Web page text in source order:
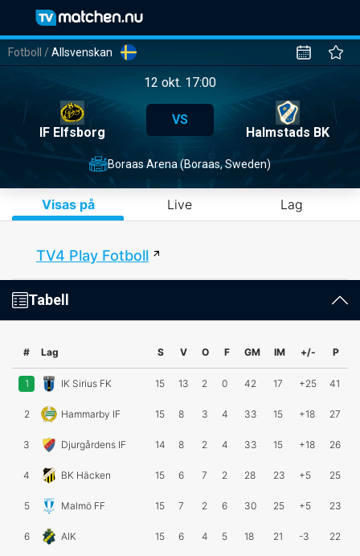
Fotboll /Allsvenskan
12 okt. 17:00
IF Elfsborg
VS
Halmstads BK
Boraas Arena (Boraas, Sweden)
Visas på Live Lag
TV4 Play Fotboll
Tabell
# Lag S V O F GM IM +/- P
1 IK Sirius FK 15 13 2 0 42 17 +25 41
2 Hammarby IF 15 8 3 4 33 15 +18 27
3 Djurgårdens IF 14 8 2 4 33 15 +18 26
4 BK Häcken 15 6 7 2 28 23 +5 25
5 Malmö FF 15 7 2 6 30 25 +5 23
6 AIK 15 6 4 5 18 21 -3 22